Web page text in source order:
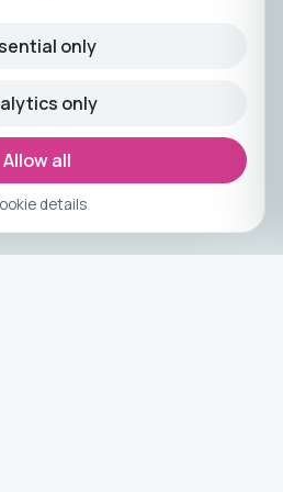
only
only
Allow all
details